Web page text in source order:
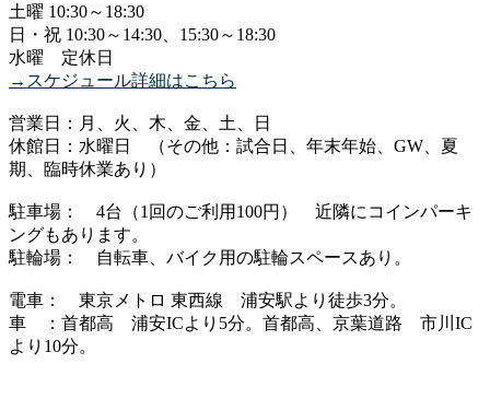
土曜 10:30～18:30
日・祝 10:30～14:30、15:30～18:30
水曜 定休日
→スケジュール詳細はこちら
営業日：月、火、木、金、土、日
休館日：水曜日 （その他：試合日、年末年始、GW、夏
期、臨時休業あり）
駐車場： 4台（1回のご利用100円） 近隣にコインパーキ
ングもあります。
駐輪場： 自転車、バイク用の駐輪スペースあり。
電車： 東京メトロ 東西線 浦安駅より徒歩3分。
車 ：首都高 浦安ICより5分。首都高、京葉道路 市川IC
より10分。